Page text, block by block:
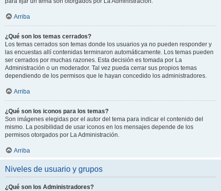
Arriba
¿Qué son los temas cerrados?
Los temas cerrados son temas donde los usuarios ya no pueden responder y
las encuestas allí contenidas terminaron automáticamente. Los temas pueden
ser cerrados por muchas razones. Esta decisión es tomada por La
Administración o un moderador. Tal vez pueda cerrar sus propios temas
dependiendo de los permisos que le hayan concedido los administradores.
Arriba
¿Qué son los iconos para los temas?
Son imágenes elegidas por el autor del tema para indicar el contenido del
mismo. La posibilidad de usar iconos en los mensajes depende de los
permisos otorgados por La Administración.
Arriba
Niveles de usuario y grupos
¿Qué son los Administradores?